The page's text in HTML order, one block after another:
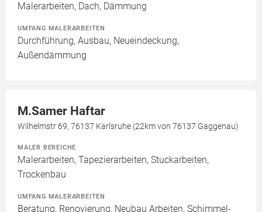
Malerarbeiten, Dach, Dämmung
UMFANG MALERARBEITEN
Durchführung, Ausbau, Neueindeckung,
Außendämmung
M.Samer Haftar
Wilhelmstr 69, 76137 Karlsruhe (22km von 76137 Gaggenau)
MALER BEREICHE
Malerarbeiten, Tapezierarbeiten, Stuckarbeiten,
Trockenbau
UMFANG MALERARBEITEN
Beratung, Renovierung, Neubau Arbeiten, Schimmel-